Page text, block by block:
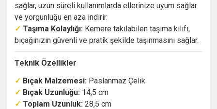
sağlar, uzun süreli kullanımlarda ellerinize uyum sağlar
ve yorgunluğu en aza indirir.
✓ Taşıma Kolaylığı: Kemere takılabilen taşıma kılıfı,
bıçağınızın güvenli ve pratik şekilde taşınmasını sağlar.
Teknik Özellikler
✓ Bıçak Malzemesi: Paslanmaz Çelik
✓ Bıçak Uzunluğu: 14,5 cm
✓ Toplam Uzunluk: 28,5 cm